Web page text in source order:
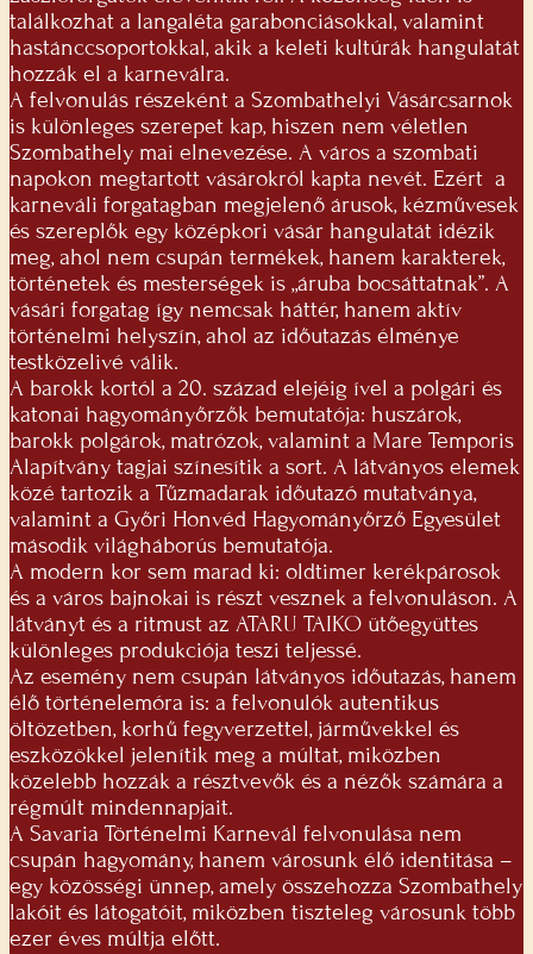
találkozhat a langaléta garabonciásokkal, valamint
hastánccsoportokkal, akik a keleti kultúrák hangulatát
hozzák el a karneválra.
A felvonulás részeként a Szombathelyi Vásárcsarnok
is különleges szerepet kap, hiszen nem véletlen
Szombathely mai elnevezése. A város a szombati
napokon megtartott vásárokról kapta nevét. Ezért a
karneváli forgatagban megjelenő árusok, kézművesek
és szereplők egy középkori vásár hangulatát idézik
meg, ahol nem csupán termékek, hanem karakterek,
történetek és mesterségek is „áruba bocsáttatnak”. A
vásári forgatag így nemcsak háttér, hanem aktív
történelmi helyszín, ahol az időutazás élménye
testközelivé válik.
A barokk kortól a 20. század elejéig ível a polgári és
katonai hagyományőrzők bemutatója: huszárok,
barokk polgárok, matrózok, valamint a Mare Temporis
Alapítvány tagjai színesítik a sort. A látványos elemek
közé tartozik a Tűzmadarak időutazó mutatványa,
valamint a Győri Honvéd Hagyományőrző Egyesület
második világháborús bemutatója.
A modern kor sem marad ki: oldtimer kerékpárosok
és a város bajnokai is részt vesznek a felvonuláson. A
látványt és a ritmust az ATARU TAIKO ütőegyüttes
különleges produkciója teszi teljessé.
Az esemény nem csupán látványos időutazás, hanem
élő történelemóra is: a felvonulók autentikus
öltözetben, korhű fegyverzettel, járművekkel és
eszközökkel jelenítik meg a múltat, miközben
közelebb hozzák a résztvevők és a nézők számára a
régmúlt mindennapjait.
A Savaria Történelmi Karnevál felvonulása nem
csupán hagyomány, hanem városunk élő identitása –
egy közösségi ünnep, amely összehozza Szombathely
lakóit és látogatóit, miközben tiszteleg városunk több
ezer éves múltja előtt.